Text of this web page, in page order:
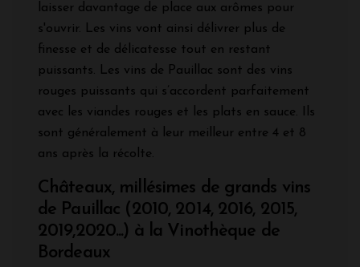
laisser davantage de place aux arômes pour
s'ouvrir. Les vins vont ainsi délivrer plus de
finesse et de délicatesse tout en restant
puissants. Les vins de Pauillac sont des vins
rouges puissants qui s’accordent parfaitement
avec les viandes rouges et les plats en sauce. Ils
sont généralement à leur meilleur entre 4 et 8
ans après la récolte.
Châteaux, millésimes de grands vins
de Pauillac (2010, 2014, 2016, 2015,
2019,2020...) à la Vinothèque de
Bordeaux